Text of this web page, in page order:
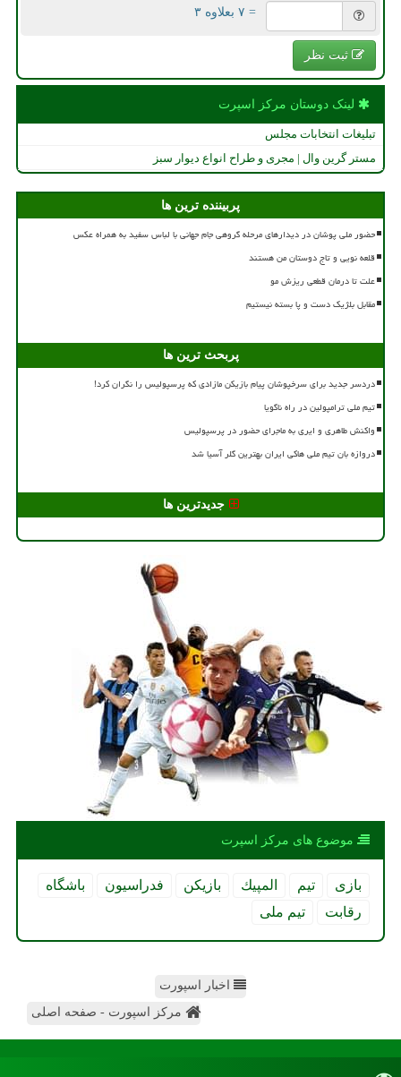
= ۷ بعلاوه ۳
ثبت نظر
لینک دوستان مركز اسپرت
تبلیغات انتخابات مجلس
مستر گرین وال | مجری و طراح انواع دیوار سبز
پربیننده ترین ها
حضور ملی پوشان در دیدارهای مرحله گروهی جام جهانی با لباس سفید به همراه عکس
قلعه نویی و تاج دوستان من هستند
علت تا درمان قطعی ریزش مو
مقابل بلژیک دست و پا بسته نیستیم
پربحث ترین ها
دردسر جدید برای سرخپوشان پیام بازیکن مازادی که پرسپولیس را نگران کرد!
تیم ملی ترامپولین در راه ناگویا
واکنش طاهری و ایری به ماجرای حضور در پرسپولیس
دروازه بان تیم ملی هاکی ایران بهترین گلر آسیا شد
جدیدترین ها
موضوع های مركز اسپرت
بازی تیم المپیك بازیكن فدراسیون
باشگاه
رقابت
تیم ملی
اخبار اسپورت
مرکز اسپورت - صفحه اصلی